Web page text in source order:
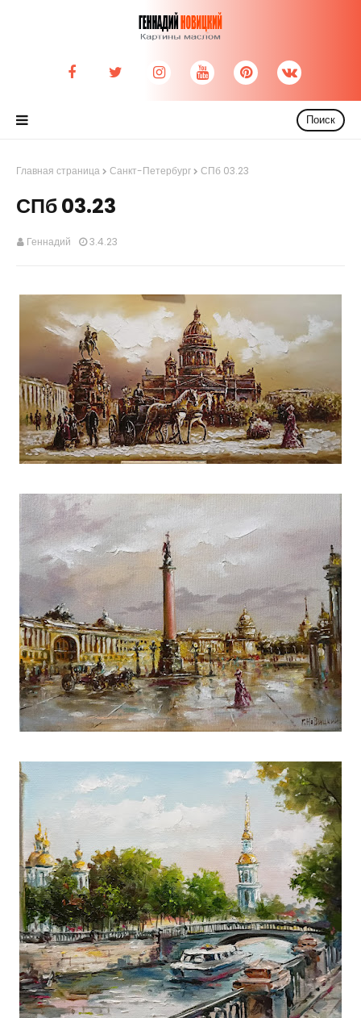
Поиск
Главная страница Санкт-Петербург СПб 03.23
СПб 03.23
Геннадий 3.4.23